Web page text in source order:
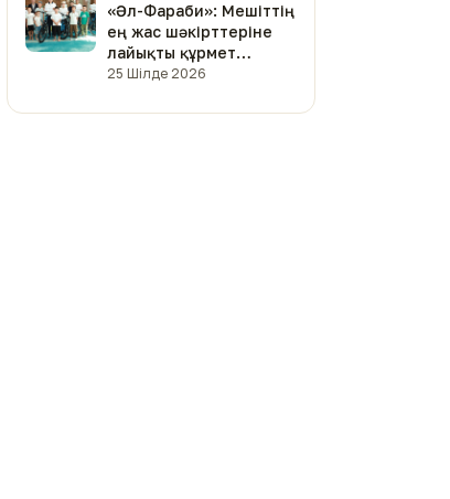
«Әл-Фараби»: Мешіттің
ең жас шәкірттеріне
лайықты құрмет
көрсетілді (фото)
25 Шілде 2026